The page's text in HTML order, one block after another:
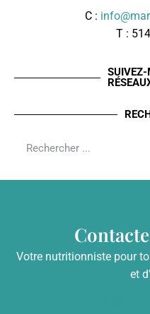
C :
T :
SUIVEZ-
Votre nutritionniste pour
et